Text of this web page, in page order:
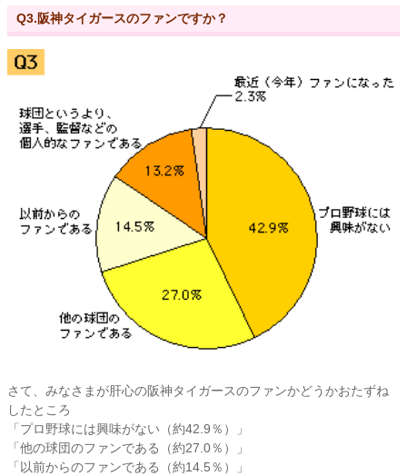
Q3.阪神タイガースのファンですか？
さて、みなさまが肝心の阪神タイガースのファンかどうかおたずね
したところ
「プロ野球には興味がない（約42.9％）」
「他の球団のファンである（約27.0％）」
「以前からのファンである（約14.5％）」